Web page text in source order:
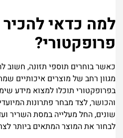
למה כדאי
פרופקטורי?
כאשר בוחרים תוספי תזונה, חשוב
מגוון רחב של מוצרים איכותיים
בפרופקטורי תוכלו למצוא מידע
והכושר, לצד מבחר פתרונות
שונים, החל מעלייה במסת השריר
לבחור את המוצר המתאים ביותר